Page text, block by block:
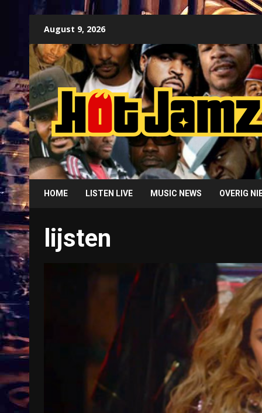
content
August 9, 2026
HOME LISTEN LIVE MUSIC NEWS OVERIG
lijsten
Treinkaartjes worden duurder,
abonnementen verdwijnen
9 months ago